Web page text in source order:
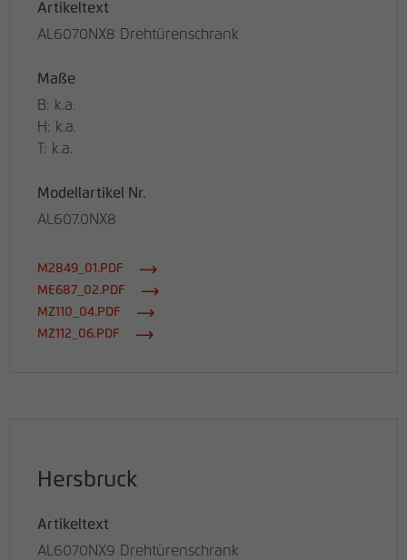
Artikeltext
AL6070NX8 Drehtürenschrank
Maße
B: k.a.
H: k.a.
T: k.a.
Modellartikel Nr.
AL607.0NX8
M2849_01.PDF
ME687_02.PDF
MZ110_04.PDF
MZ112_06.PDF
Hersbruck
Artikeltext
AL6070NX9 Drehtürenschrank